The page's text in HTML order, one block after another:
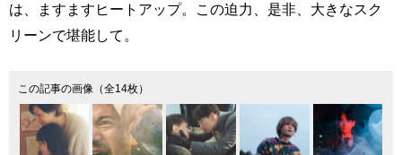
は、ますますヒートアップ。この迫力、是非、大きなスク
リーンで堪能して。
この記事の画像（全14枚）